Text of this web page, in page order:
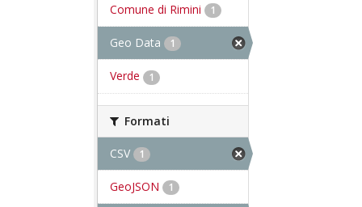
Comune di Rimini 1
Geo Data 1
Verde 1
Formati
CSV 1
GeoJSON 1